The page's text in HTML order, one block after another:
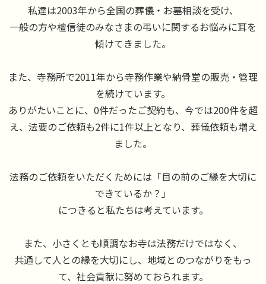
私達は2003年から全国の葬儀・お墓相談を受け、
一般の方や檀信徒のみなさまの弔いに関するお悩みに耳を
傾けてきました。
また、寺務所で2011年から寺務作業や納骨堂の販売・管理
を続けています。
ありがたいことに、0件だったご契約も、今では200件を超
え、法要のご依頼も2件に1件以上となり、葬儀依頼も増え
ました。
法務のご依頼をいただくためには「目の前のご縁を大切に
できているか？」
につきると私たちは考えています。
また、小さくとも順調なお寺は法務だけではなく、
共通して人との縁を大切にし、地域とのつながりをもっ
て、社会貢献に努めておられます。